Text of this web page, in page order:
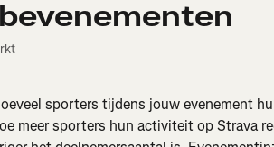
sporters tijdens jouw evenement
meer sporters hun activiteit op Strava